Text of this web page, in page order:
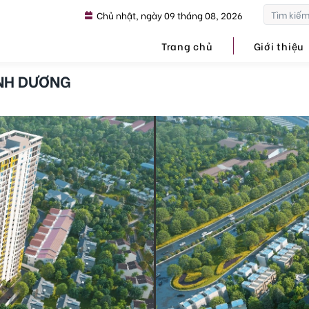
Chủ nhật, ngày 09 tháng 08, 2026
Trang chủ Giới thiệu
DƯƠNG